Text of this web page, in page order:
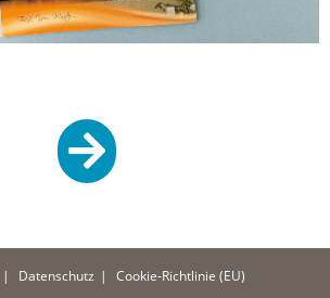
Datenschutz Cookie-Richtlinie (EU)